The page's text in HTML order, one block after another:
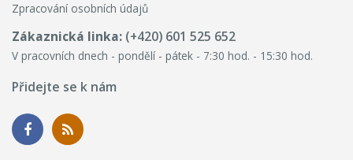
Zpracování osobních údajů
Zákaznická linka: (+420) 601 525 652
V pracovních dnech - pondělí - pátek - 7:30 hod. - 15:30 hod.
Přidejte se k nám